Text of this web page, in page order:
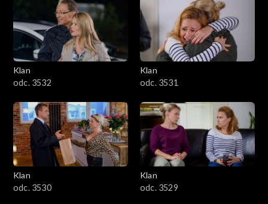
Klan
odc. 3532
Klan
odc. 3531
Klan
odc. 3530
Klan
odc. 3529